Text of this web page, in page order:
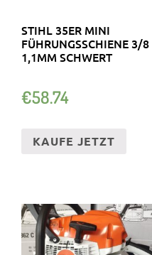
STIHL 35ER MINI
FÜHRUNGSSCHIENE 3/8
1,1MM SCHWERT
€58.74
KAUFE JETZT